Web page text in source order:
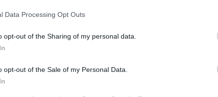
Data Processing Opt Outs
opt-out of the Sharing of my personal data.
opt-out of the Sale of my Personal Data.